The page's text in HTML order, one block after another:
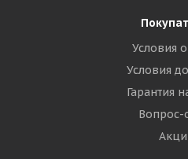
Условия
Условия
Гарантия
Вопрос-